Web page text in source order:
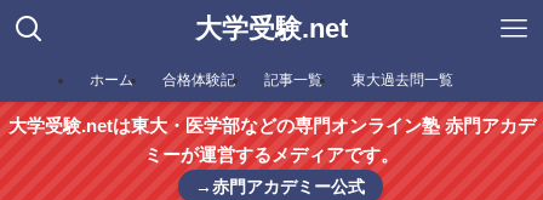
大学受験.net
ホーム 合格体験記 記事一覧 東大過去問一覧
大学受験.netは東大・医学部などの専門オンライン塾 赤門アカデ
ミーが運営するメディアです。
→赤門アカデミー公式